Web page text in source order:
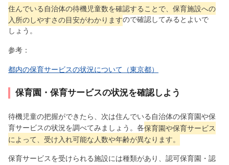
住んでいる自治体の待機児童数を確認することで、保育施設への
入所のしやすさの目安がわかりますので確認してみるとよいで
しょう。
参考：
都内の保育サービスの状況について（東京都）
保育園・保育サービスの状況を確認しよう
待機児童の把握ができたら、次は住んでいる自治体の保育園や保
育サービスの状況を調べてみましょう。各保育園や保育サービス
によって、受け入れ可能な人数や年齢が異なります。
保育サービスを受けられる施設には種類があり、認可保育園・認